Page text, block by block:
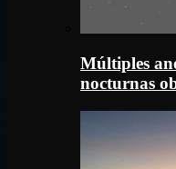
Múltiples
nocturnas